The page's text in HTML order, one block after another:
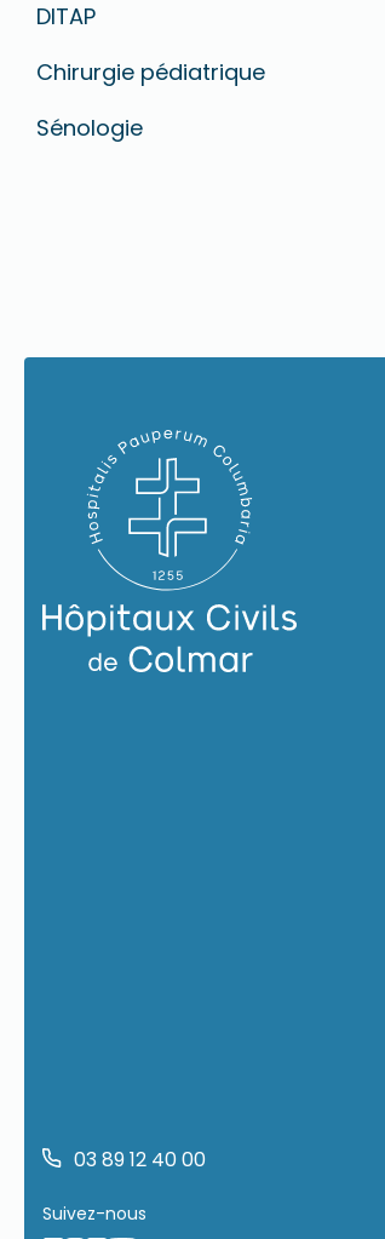
DITAP
Chirurgie pédiatrique
Sénologie
03 89 12 40 00
Suivez-nous